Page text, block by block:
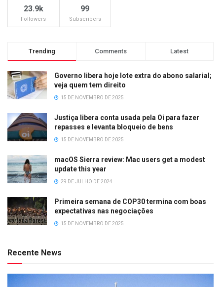
23.9k
Followers
99
Subscribers
Trending Comments Latest
Governo libera hoje lote extra do abono salarial;
veja quem tem direito
15 DE NOVEMBRO DE 2025
Justiça libera conta usada pela Oi para fazer
repasses e levanta bloqueio de bens
15 DE NOVEMBRO DE 2025
macOS Sierra review: Mac users get a modest
update this year
29 DE JULHO DE 2024
Primeira semana de COP30 termina com boas
expectativas nas negociações
15 DE NOVEMBRO DE 2025
Recente News